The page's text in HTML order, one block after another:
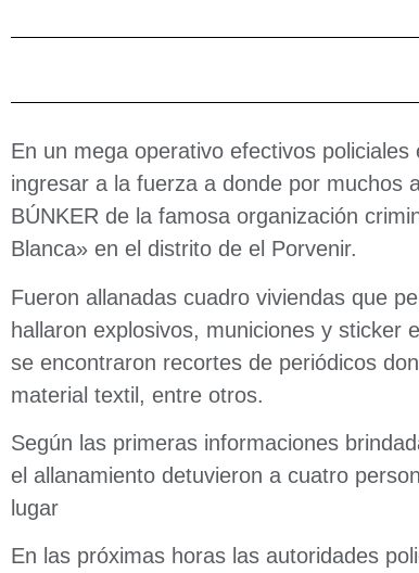
En un mega operativo efectivos
ingresar a la fuerza a donde por muchos
BÚNKER de la famosa organización
Blanca» en el distrito de el Porvenir.
Fueron allanadas cuadro viviendas que
hallaron explosivos, municiones y sticker
se encontraron recortes de periódicos
material textil, entre otros.
Según las primeras informaciones
el allanamiento detuvieron a cuatro
lugar
En las próximas horas las autoridades